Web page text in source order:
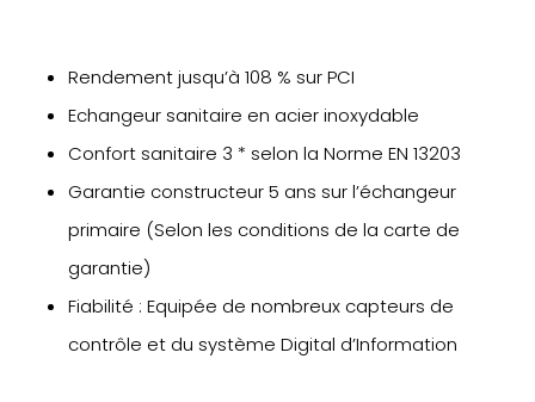
Rendement jusqu’à 108 % sur PCI
Echangeur sanitaire en acier inoxydable
Confort sanitaire 3 * selon la Norme EN 13203
Garantie constructeur 5 ans sur l’échangeur
primaire (Selon les conditions de la carte de
garantie)
Fiabilité : Equipée de nombreux capteurs de
contrôle et du système Digital d’Information